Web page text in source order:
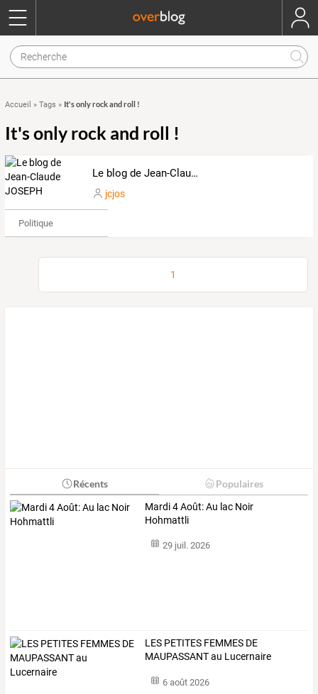
Accueil » Tags » It's only rock and roll !
It's only rock and roll !
Le blog de Jean-Claude JOSEPH
jcjos
Politique
1
Récents Populaires
Mardi 4 Août: Au lac Noir
Hohmattli
29 juil. 2026
LES PETITES FEMMES DE
MAUPASSANT au Lucernaire
6 août 2026